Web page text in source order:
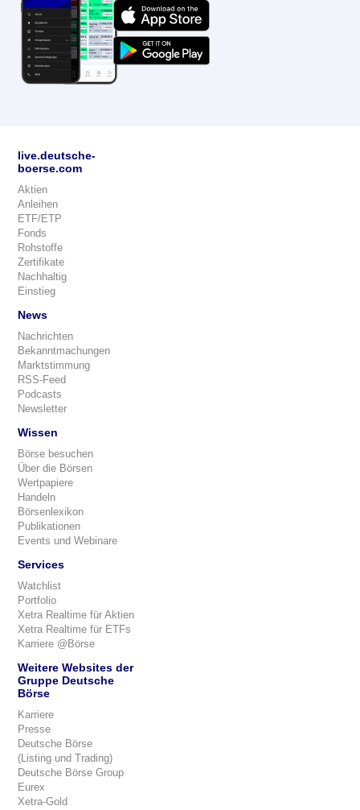
live.deutsche-
boerse.com
Aktien
Anleihen
ETF/ETP
Fonds
Rohstoffe
Zertifikate
Nachhaltig
Einstieg
News
Nachrichten
Bekanntmachungen
Marktstimmung
RSS-Feed
Podcasts
Newsletter
Wissen
Börse besuchen
Über die Börsen
Wertpapiere
Handeln
Börsenlexikon
Publikationen
Events und Webinare
Services
Watchlist
Portfolio
Xetra Realtime für Aktien
Xetra Realtime für ETFs
Karriere @Börse
Weitere Websites der
Gruppe Deutsche
Börse
Karriere
Presse
Deutsche Börse
(Listing und Trading)
Deutsche Börse Group
Eurex
Xetra-Gold